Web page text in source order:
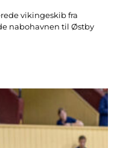
vikingeskib fra
nabohavnen til Østby